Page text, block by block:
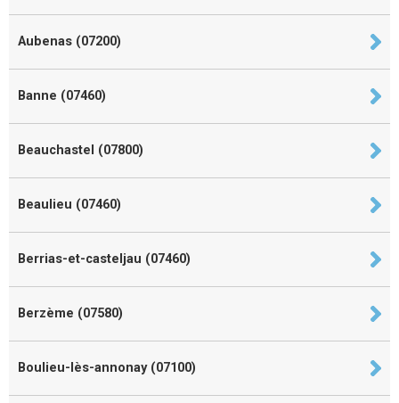
Aubenas (07200)
Banne (07460)
Beauchastel (07800)
Beaulieu (07460)
Berrias-et-casteljau (07460)
Berzème (07580)
Boulieu-lès-annonay (07100)